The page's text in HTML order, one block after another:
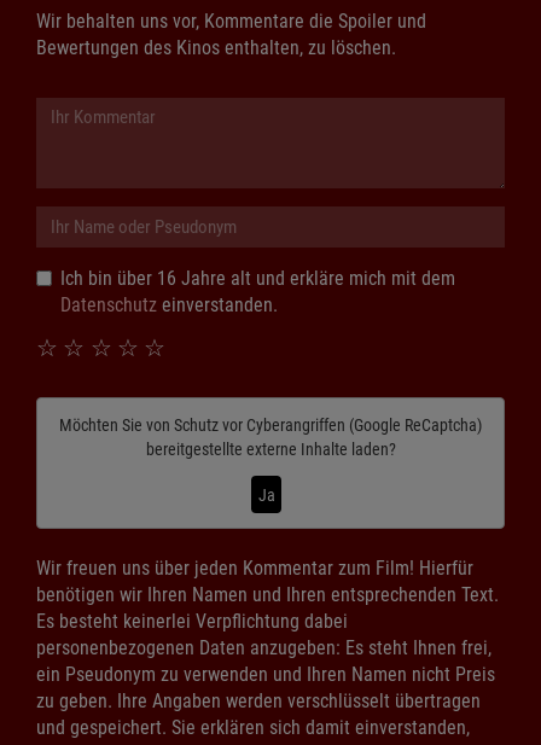
Wir behalten uns vor, Kommentare die Spoiler und
Bewertungen des Kinos enthalten, zu löschen.
Ich bin über 16 Jahre alt und erkläre mich mit dem
Datenschutz einverstanden.
☆
☆
☆
☆
☆
Möchten Sie von Schutz vor Cyberangriffen (Google ReCaptcha)
bereitgestellte externe Inhalte laden?
Ja
Wir freuen uns über jeden Kommentar zum Film! Hierfür
benötigen wir Ihren Namen und Ihren entsprechenden Text.
Es besteht keinerlei Verpflichtung dabei
personenbezogenen Daten anzugeben: Es steht Ihnen frei,
ein Pseudonym zu verwenden und Ihren Namen nicht Preis
zu geben. Ihre Angaben werden verschlüsselt übertragen
und gespeichert. Sie erklären sich damit einverstanden,